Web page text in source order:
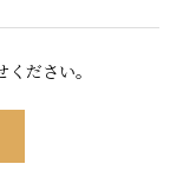
ださい。